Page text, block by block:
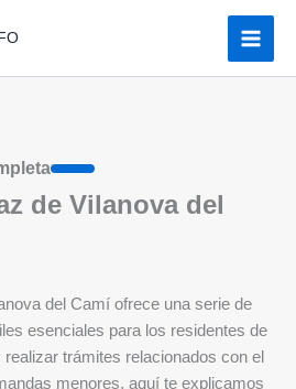
de Vilanova del
del Camí ofrece una serie de
esenciales para los residentes de
trámites relacionados con el
menores, aquí te explicamos